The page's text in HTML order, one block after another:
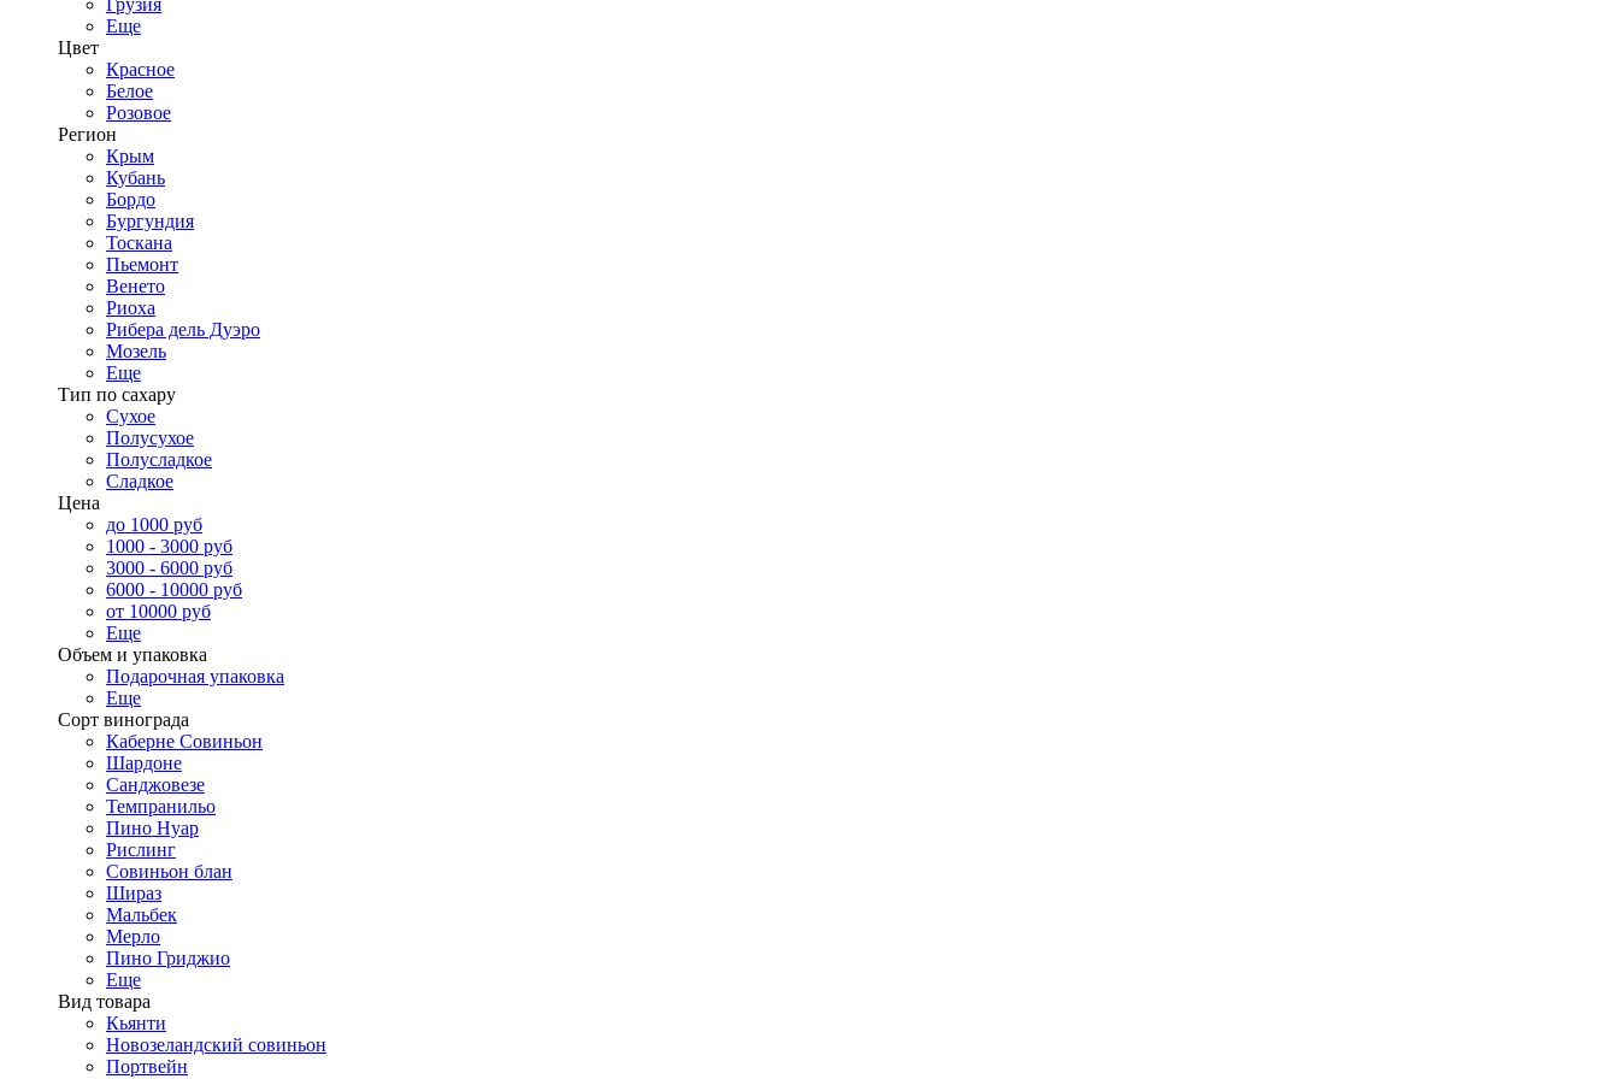
Грузия
Еще
Цвет
Красное
Белое
Розовое
Регион
Крым
Кубань
Бордо
Бургундия
Тоскана
Пьемонт
Венето
Риоха
Рибера дель Дуэро
Мозель
Еще
Тип по сахару
Сухое
Полусухое
Полусладкое
Сладкое
Цена
до 1000 руб
1000 - 3000 руб
3000 - 6000 руб
6000 - 10000 руб
от 10000 руб
Еще
Объем и упаковка
Подарочная упаковка
Еще
Сорт винограда
Каберне Совиньон
Шардоне
Санджовезе
Темпранильо
Пино Нуар
Рислинг
Совиньон блан
Шираз
Мальбек
Мерло
Пино Гриджио
Еще
Вид товара
Кьянти
Новозеландский совиньон
Портвейн